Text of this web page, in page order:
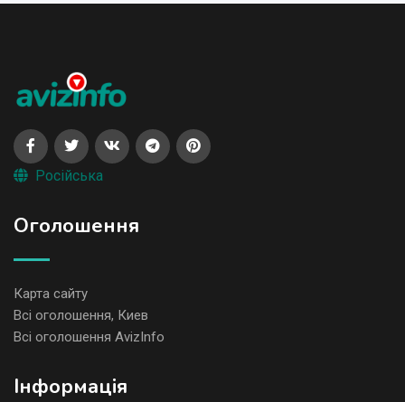
Російська
Оголошення
Карта сайту
Всі оголошення, Киев
Всі оголошення AvizInfo
Iнформація